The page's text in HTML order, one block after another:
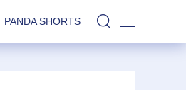
PANDA SHORTS 站内搜索